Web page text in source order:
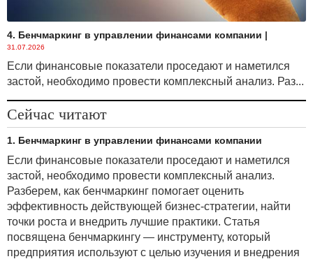
4. Бенчмаркинг в управлении финансами компании |
31.07.2026
Если финансовые показатели проседают и наметился
застой, необходимо провести комплексный анализ. Раз...
Сейчас читают
1. Бенчмаркинг в управлении финансами компании
Если финансовые показатели проседают и наметился
застой, необходимо провести комплексный анализ.
Разберем, как бенчмаркинг помогает оценить
эффективность действующей бизнес-стратегии, найти
точки роста и внедрить лучшие практики. Статья
посвящена бенчмаркингу — инструменту, который
предприятия используют с целью изучения и внедрения